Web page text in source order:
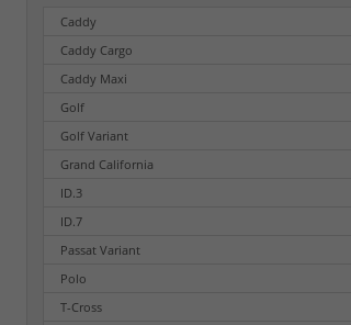
Caddy
Caddy Cargo
Caddy Maxi
Golf
Golf Variant
Grand California
ID.3
ID.7
Passat Variant
Polo
T-Cross